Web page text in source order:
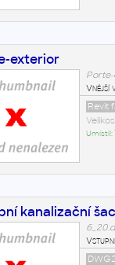
exterior
Vnější
Revit
Umístil:
kanalizační